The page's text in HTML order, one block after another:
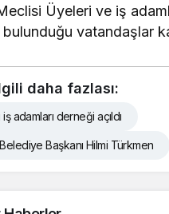
Üyeleri ve iş
bulunduğu vatandaşlar
daha fazlası:
adamları derneği açıldı
Başkanı Hilmi Türkmen